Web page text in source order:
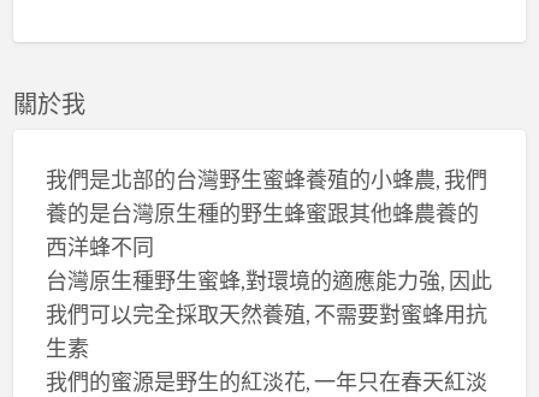
關於我
我們是北部的台灣野生蜜蜂養殖的小蜂農, 我們
養的是台灣原生種的野生蜂蜜跟其他蜂農養的
西洋蜂不同
台灣原生種野生蜜蜂,對環境的適應能力強, 因此
我們可以完全採取天然養殖, 不需要對蜜蜂用抗
生素
我們的蜜源是野生的紅淡花, 一年只在春天紅淡